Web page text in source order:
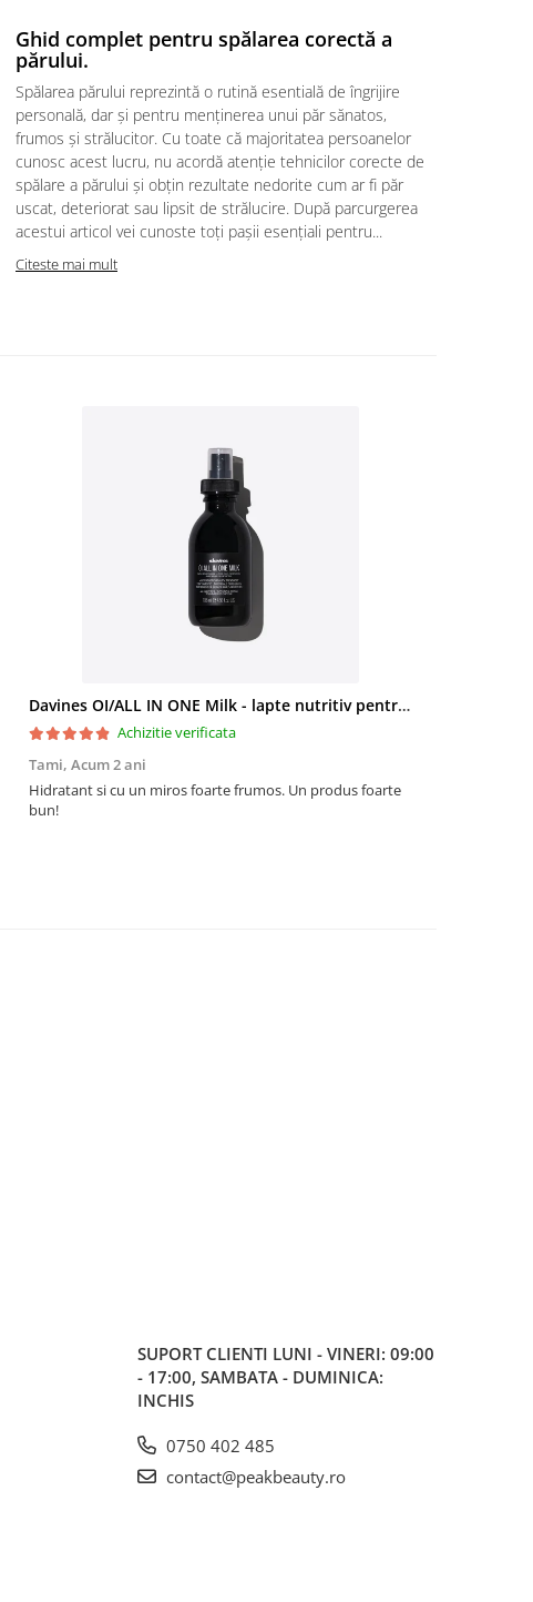
Ghid complet pentru spălarea corectă a
părului.
Spălarea părului reprezintă o rutină esentială de îngrijire
personală, dar și pentru menținerea unui păr sănatos,
frumos și strălucitor. Cu toate că majoritatea persoanelor
cunosc acest lucru, nu acordă atenție tehnicilor corecte de
spălare a părului și obțin rezultate nedorite cum ar fi păr
uscat, deteriorat sau lipsit de strălucire. După parcurgerea
acestui articol vei cunoste toți pașii esențiali pentru...
Citeste mai mult
Davines OI/ALL IN ONE Milk - lapte nutritiv pentru păr
Achizitie verificata
Tami, Acum 2 ani
Hidratant si cu un miros foarte frumos. Un produs foarte
bun!
SUPORT CLIENTI LUNI - VINERI: 09:00
- 17:00, SAMBATA - DUMINICA:
INCHIS
0750 402 485
contact@peakbeauty.ro